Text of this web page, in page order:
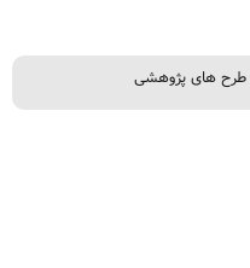
طرح های پژوهشی